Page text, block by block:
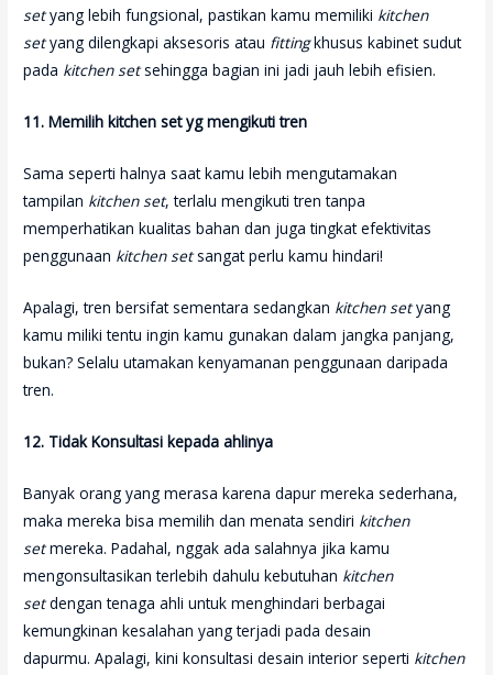
setyang lebih fungsional, pastikan kamu memiliki kitchen
setyang dilengkapi aksesoris atau fittingkhusus kabinet sudut
pada kitchen setsehingga bagian ini jadi jauh lebih efisien.
11. Memilih kitchen set yg mengikuti tren
Sama seperti halnya saat kamu lebih mengutamakan
tampilan kitchen set, terlalu mengikuti tren tanpa
memperhatikan kualitas bahan dan juga tingkat efektivitas
penggunaan kitchen setsangat perlu kamu hindari!
Apalagi, tren bersifat sementara sedangkan kitchen setyang
kamu miliki tentu ingin kamu gunakan dalam jangka panjang,
bukan? Selalu utamakan kenyamanan penggunaan daripada
tren.
12. Tidak Konsultasi kepada ahlinya
Banyak orang yang merasa karena dapur mereka sederhana,
maka mereka bisa memilih dan menata sendiri kitchen
setmereka. Padahal, nggak ada salahnya jika kamu
mengonsultasikan terlebih dahulu kebutuhan kitchen
setdengan tenaga ahli untuk menghindari berbagai
kemungkinan kesalahan yang terjadi pada desain
dapurmu. Apalagi, kini konsultasi desain interior seperti kitchen